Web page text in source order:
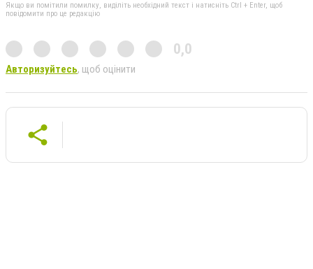
Якщо ви помітили помилку, виділіть необхідний текст і натисніть Ctrl + Enter, щоб
повідомити про це редакцію
0,0
Авторизуйтесь, щоб оцінити